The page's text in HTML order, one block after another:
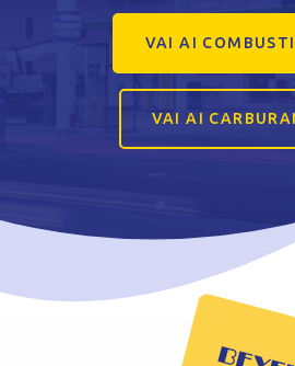
VAI AI
VAI AI